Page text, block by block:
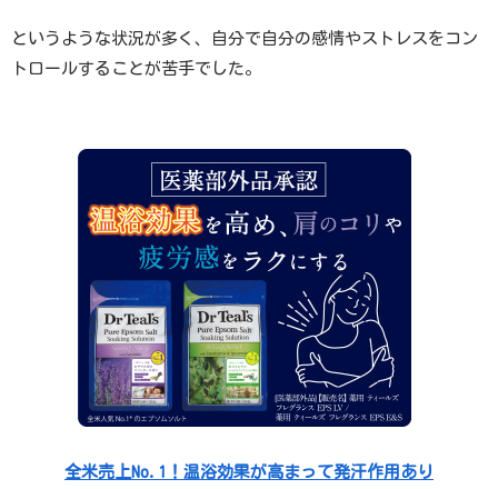
というような状況が多く、自分で自分の感情やストレスをコン
トロールすることが苦手でした。
全米売上No.1！温浴効果が高まって発汗作用あり